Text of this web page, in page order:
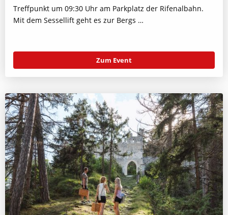
Treffpunkt um 09:30 Uhr am Parkplatz der Rifenalbahn.
Mit dem Sessellift geht es zur Bergs …
Zum Event